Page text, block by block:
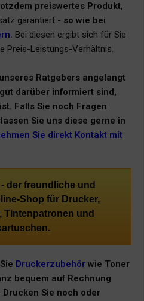
preiswertes Produkt,
garantiert - so wie bei
. Bei diesen ergibt sich für Sie
Preis-Leistungs-Verhältnis.
Ratgebers angelangt
darüber informiert sind,
Falls Sie noch Fragen
Sie uns diese gerne in
Sie direkt Kontakt mit
der freundliche und
Shop für Drucker,
Tintenpatronen und
Druckerzubehör wie Toner
bequem auf Rechnung
Sie noch oder